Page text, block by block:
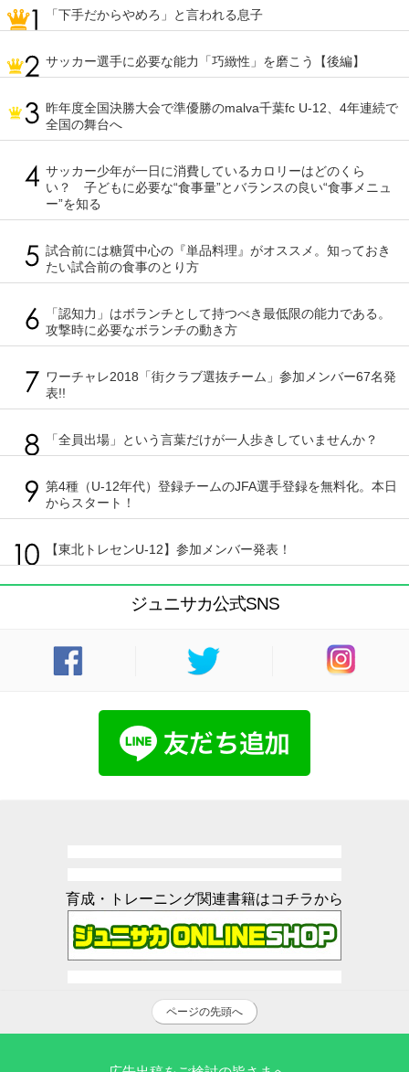
「下手だからやめろ」と言われる息子
サッカー選手に必要な能力「巧緻性」を磨こう【後編】
昨年度全国決勝大会で準優勝のmalva千葉fc U-12、4年連続で
全国の舞台へ
サッカー少年が一日に消費しているカロリーはどのくら
い？ 子どもに必要な“食事量”とバランスの良い“食事メニュ
ー”を知る
試合前には糖質中心の『単品料理』がオススメ。知っておき
たい試合前の食事のとり方
「認知力」はボランチとして持つべき最低限の能力である。
攻撃時に必要なボランチの動き方
ワーチャレ2018「街クラブ選抜チーム」参加メンバー67名発
表!!
「全員出場」という言葉だけが一人歩きしていませんか？
第4種（U-12年代）登録チームのJFA選手登録を無料化。本日
からスタート！
【東北トレセンU-12】参加メンバー発表！
ジュニサカ公式SNS
育成・トレーニング関連書籍はコチラから
ページの先頭へ